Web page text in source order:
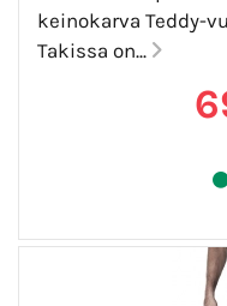
keinokarva Teddy-
Takissa on...